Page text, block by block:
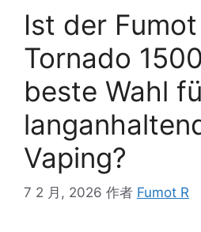
Ist der
Tornado
beste Wahl
Vaping?
7 2 月, 2026 作者 Fumot R